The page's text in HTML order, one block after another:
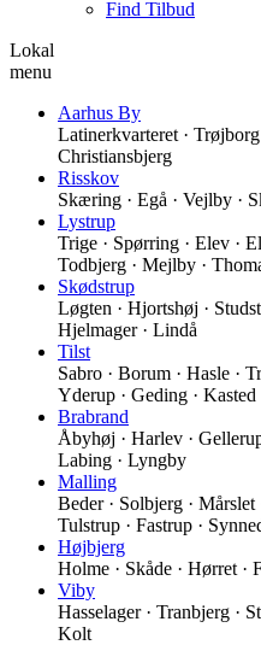
Find Tilbud
Lokal
menu
Aarhus By
Latinerkvarteret ·
Christiansbjerg
Risskov
Skæring · Egå · Vejlby ·
Lystrup
Trige · Spørring · Elev ·
Todbjerg · Mejlby ·
Skødstrup
Løgten · Hjortshøj ·
Hjelmager · Lindå
Tilst
Sabro · Borum · Hasle ·
Yderup · Geding · Kasted
Brabrand
Åbyhøj · Harlev ·
Labing · Lyngby
Malling
Beder · Solbjerg · Mårslet
Tulstrup · Fastrup ·
Højbjerg
Holme · Skåde · Hørret ·
Viby
Hasselager · Tranbjerg ·
Kolt